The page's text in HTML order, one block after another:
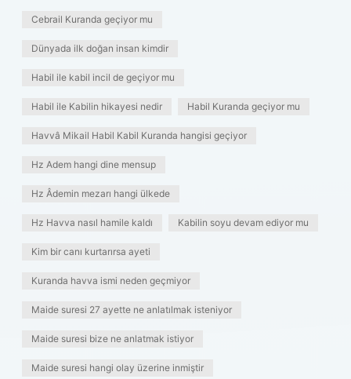
Cebrail Kuranda geçiyor mu
Dünyada ilk doğan insan kimdir
Habil ile kabil incil de geçiyor mu
Habil ile Kabilin hikayesi nedir Habil Kuranda geçiyor mu
Havvâ Mikail Habil Kabil Kuranda hangisi geçiyor
Hz Adem hangi dine mensup
Hz Âdemin mezarı hangi ülkede
Hz Havva nasıl hamile kaldı Kabilin soyu devam ediyor mu
Kim bir canı kurtarırsa ayeti
Kuranda havva ismi neden geçmiyor
Maide suresi 27 ayette ne anlatılmak isteniyor
Maide suresi bize ne anlatmak istiyor
Maide suresi hangi olay üzerine inmiştir